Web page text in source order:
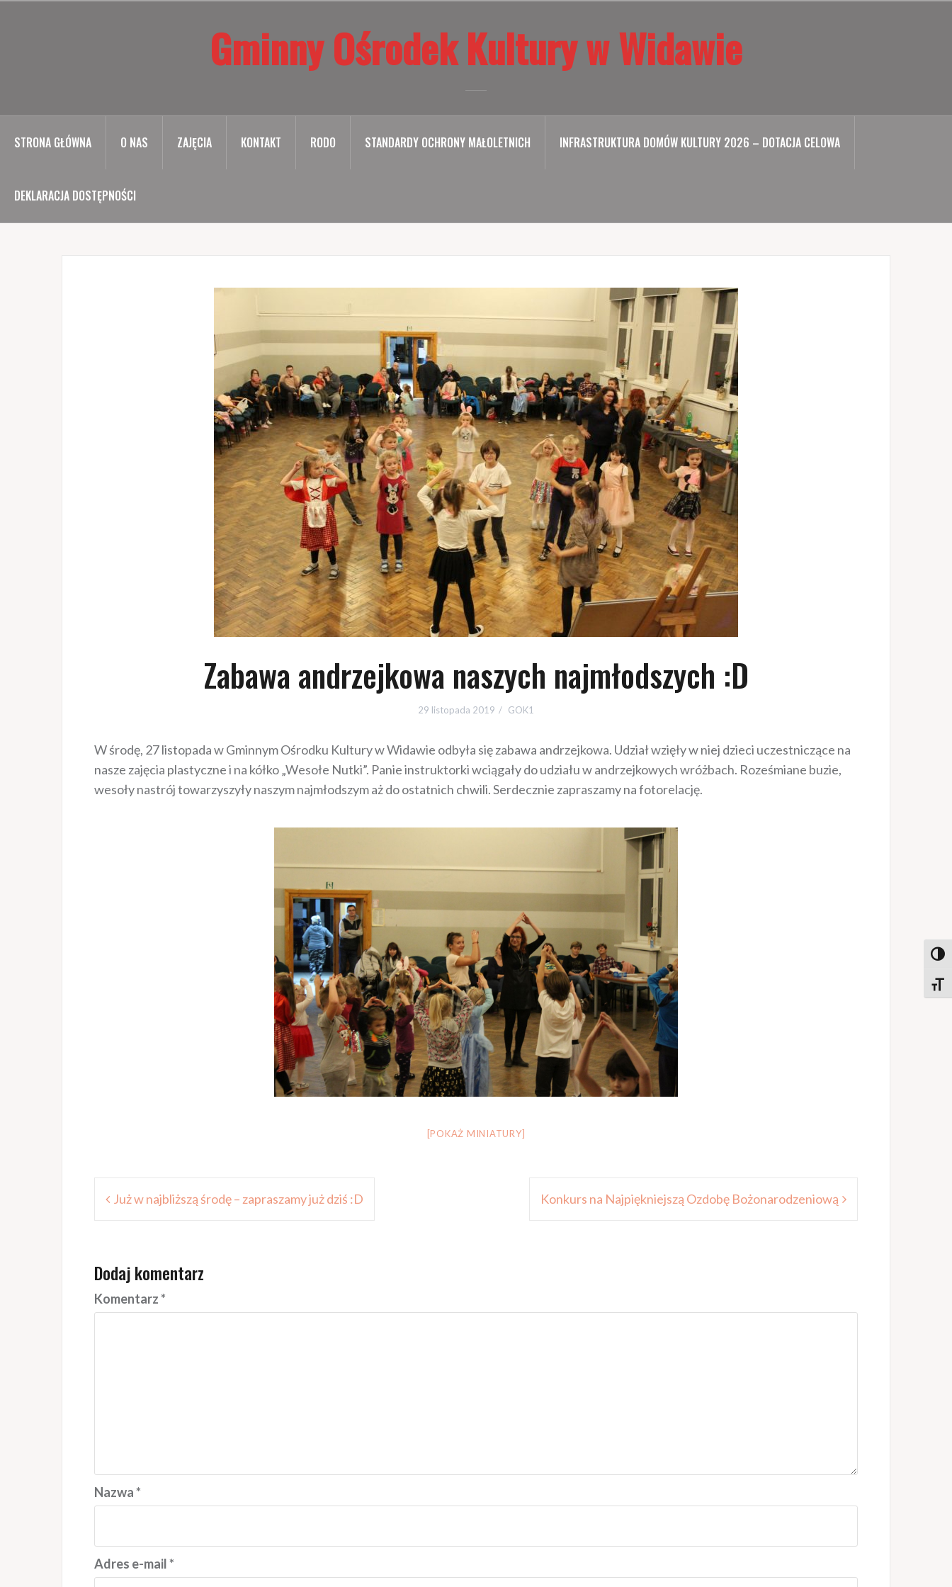
Gminny Ośrodek Kultury w Widawie
STRONA GŁÓWNA O NAS ZAJĘCIA KONTAKT RODO STANDARDY OCHRONY MAŁOLETNICH INFRASTRUKTURA DOMÓW KULTURY 2026 – DOTACJA CELOWA
DEKLARACJA DOSTĘPNOŚCI
Zabawa andrzejkowa naszych najmłodszych :D
29 listopada 2019 GOK1
W środę, 27 listopada w Gminnym Ośrodku Kultury w Widawie odbyła się zabawa andrzejkowa. Udział wzięły w niej dzieci uczestniczące na
nasze zajęcia plastyczne i na kółko „Wesołe Nutki”. Panie instruktorki wciągały do udziału w andrzejkowych wróżbach. Roześmiane buzie,
wesoły nastrój towarzyszyły naszym najmłodszym aż do ostatnich chwili. Serdecznie zapraszamy na fotorelację.
[POKAŻ MINIATURY]
Nawigacja
wpisu
Już w najbliższą środę – zapraszamy już dziś :D Konkurs na Najpiękniejszą Ozdobę Bożonarodzeniową
Dodaj komentarz
Komentarz*
Nazwa*
Adres e-mail*